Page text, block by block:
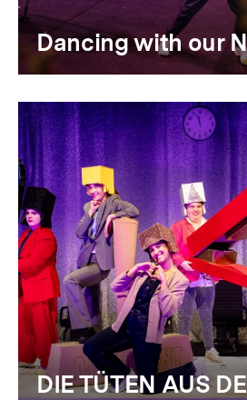
Dancing with our
DIE TÜTEN AUS